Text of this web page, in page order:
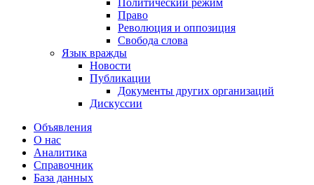
Политический режим
Право
Революция и оппозиция
Свобода слова
Язык вражды
Новости
Публикации
Документы других организаций
Дискуссии
Объявления
О нас
Аналитика
Справочник
База данных